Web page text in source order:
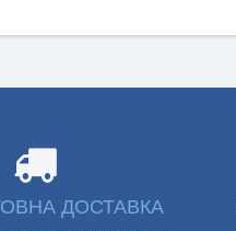
ДОСТАВКА